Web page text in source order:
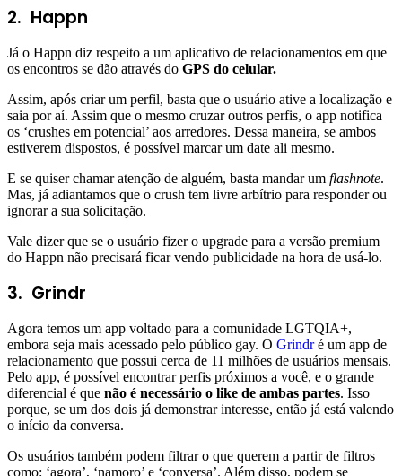
2. Happn
Já o Happn diz respeito a um aplicativo de relacionamentos em que
os encontros se dão através do GPS do celular.
Assim, após criar um perfil, basta que o usuário ative a localização e
saia por aí. Assim que o mesmo cruzar outros perfis, o app notifica
os ‘crushes em potencial’ aos arredores. Dessa maneira, se ambos
estiverem dispostos, é possível marcar um date ali mesmo.
E se quiser chamar atenção de alguém, basta mandar um flashnote.
Mas, já adiantamos que o crush tem livre arbítrio para responder ou
ignorar a sua solicitação.
Vale dizer que se o usuário fizer o upgrade para a versão premium
do Happn não precisará ficar vendo publicidade na hora de usá-lo.
3. Grindr
Agora temos um app voltado para a comunidade LGTQIA+,
embora seja mais acessado pelo público gay. O Grindré um app de
relacionamento que possui cerca de 11 milhões de usuários mensais.
Pelo app, é possível encontrar perfis próximos a você, e o grande
diferencial é que não é necessário o like de ambas partes. Isso
porque, se um dos dois já demonstrar interesse, então já está valendo
o início da conversa.
Os usuários também podem filtrar o que querem a partir de filtros
como: ‘agora’, ‘namoro’ e ‘conversa’. Além disso, podem se